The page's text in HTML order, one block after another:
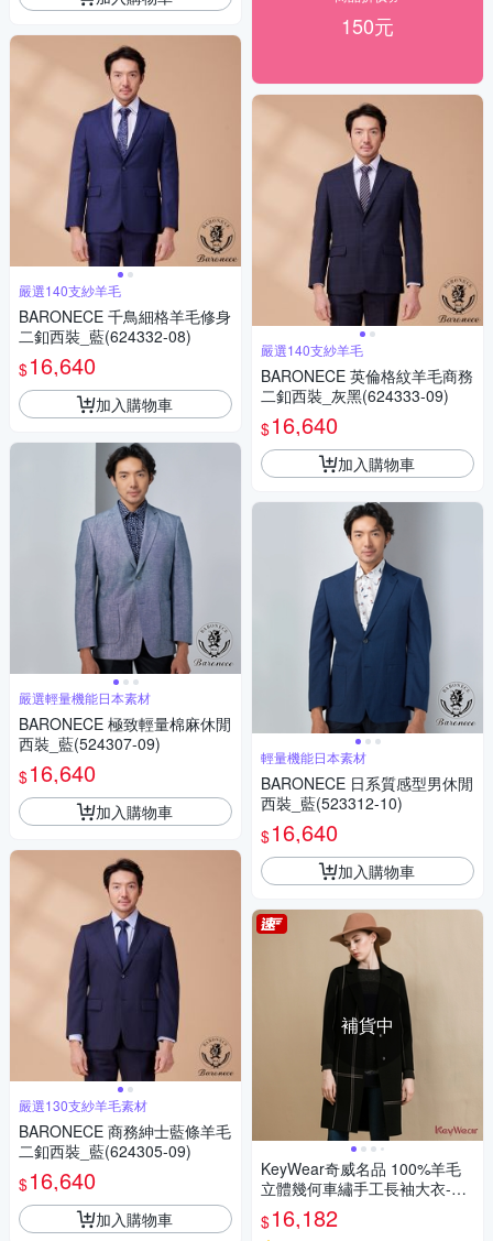
嚴選140支紗羊毛
BARONECE 千鳥細格羊毛修身
二釦西裝_藍(624332-08)
$16,640
加入購物車
嚴選輕量機能日本素材
BARONECE 極致輕量棉麻休閒
西裝_藍(524307-09)
$16,640
加入購物車
嚴選130支紗羊毛素材
BARONECE 商務紳士藍條羊毛
二釦西裝_藍(624305-09)
$16,640
加入購物車
150元
嚴選140支紗羊毛
BARONECE 英倫格紋羊毛商務
二釦西裝_灰黑(624333-09)
$16,640
加入購物車
輕量機能日本素材
BARONECE 日系質感型男休閒
西裝_藍(523312-10)
$16,640
加入購物車
補貨中
KeyWear奇威名品 100%羊毛
立體幾何車繡手工長袖大衣-黑
色
$16,182